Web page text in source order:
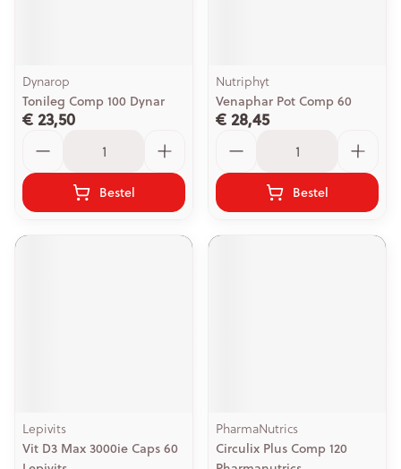
Dynarop
Tonileg Comp 100 Dynar
€ 23,50
Bestel
Nutriphyt
Venaphar Pot Comp 60
€ 28,45
Bestel
Lepivits
Vit D3 Max 3000ie Caps 60
PharmaNutrics
Circulix Plus Comp 120